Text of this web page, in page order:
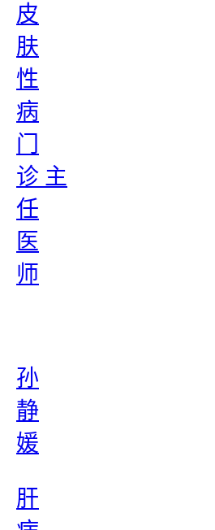
皮
肤
性
病
门
诊 主
任
医
师
孙
静
媛
肝